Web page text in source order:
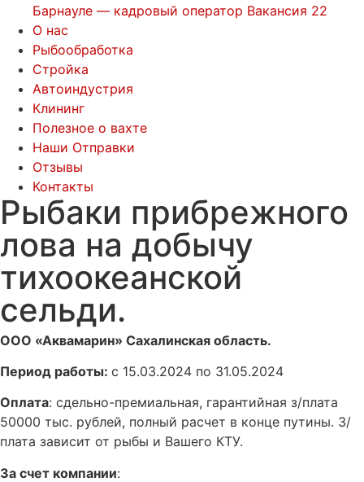
Барнауле — кадровый оператор Вакансия 22
О нас
Рыбообработка
Стройка
Автоиндустрия
Клининг
Полезное о вахте
Наши Отправки
Отзывы
Контакты
Рыбаки прибрежного
лова на добычу
тихоокеанской
сельди.
ООО «Аквамарин» Сахалинская область.
Период работы: с 15.03.2024 по 31.05.2024
Оплата: сдельно-премиальная, гарантийная з/плата
50000 тыс. рублей, полный расчет в конце путины. З/
плата зависит от рыбы и Вашего КТУ.
За счет компании: